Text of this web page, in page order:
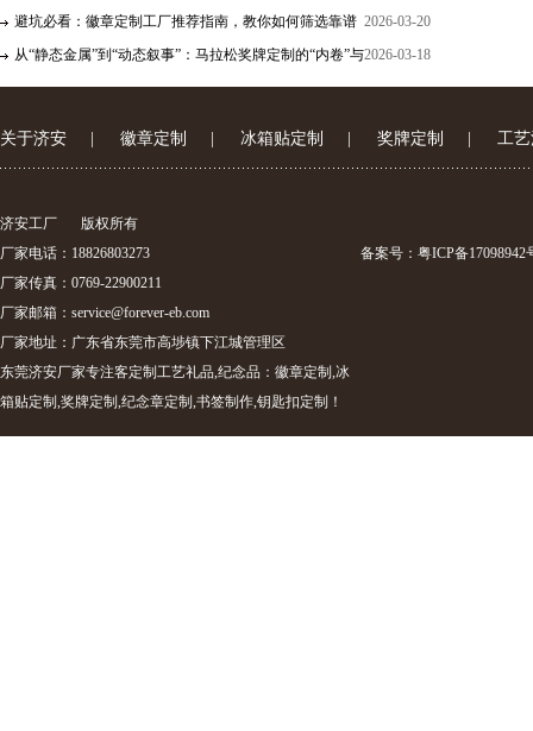
升级
2026-03-20
避坑必看：徽章定制工厂推荐指南，教你如何筛选靠谱
供货商
2026-03-18
从“静态金属”到“动态叙事”：马拉松奖牌定制的“内卷”与
破局！
关于济安 徽章定制 冰箱贴定制 奖牌定制 工
济安工厂
版权所有
厂家电话：18826803273
厂家传真：0769-22900211
厂家邮箱： service@forever-eb.com
厂家地址：广东省东莞市高埗镇下江城管理区
东莞济安厂家专注客定制工艺礼品,纪念品：徽章定制,冰
箱贴定制,奖牌定制,纪念章定制,书签制作,钥匙扣定制！
备案号： 粤ICP备17098942